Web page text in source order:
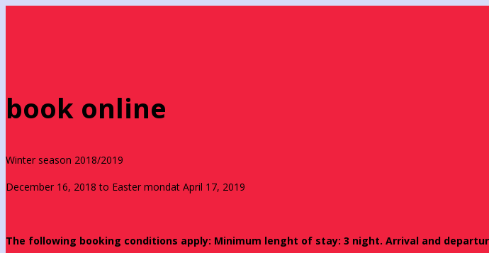
book online
Winter season 2018/2019
December 16, 2018 to Easter mondat April 17, 2019
The following booking conditions apply: Minimum lenght of stay: 3 night. Arrival and